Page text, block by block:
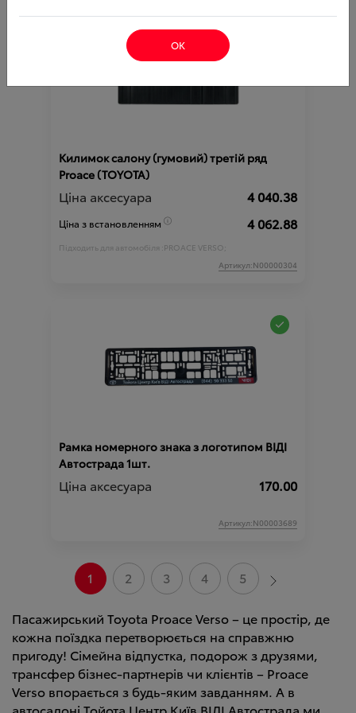
Килимок салону (гумовий) третій ряд
Proace (TOYOTA)
Ціна аксесуара 4 040.38
Ціна з встановленням 4 062.88
Підходить для автомобіля :PROACE VERSO;
Артикул:N00000304
Рамка номерного знака з логотипом ВІДІ
Автострада 1шт.
Ціна аксесуара 170.00
Артикул:N00003689
1 2 3 4 5
Пасажирський Toyota Proace Verso – це простір, де
кожна поїздка перетворюється на справжню
пригоду! Сімейна відпустка, подорож з друзями,
трансфер бізнес-партнерів чи клієнтів – Proace
Verso впорається з будь-яким завданням. А в
ОК